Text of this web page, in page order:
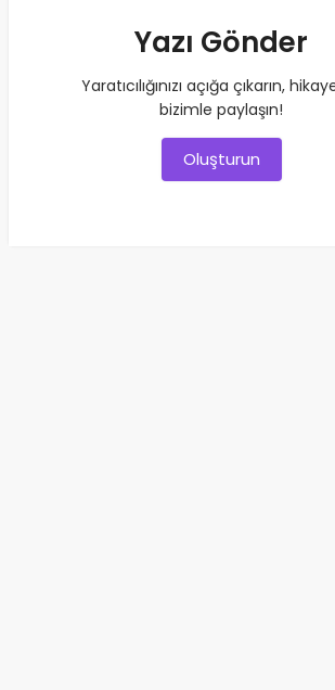
Yazı Gönder
Yaratıcılığınızı açığa çıkarın,
bizimle paylaşın!
Oluşturun